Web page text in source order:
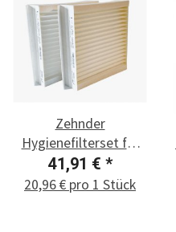
Zehnder
Hygienefilterset für
Climos 200
41,91 € *
20,96 € pro 1 Stück